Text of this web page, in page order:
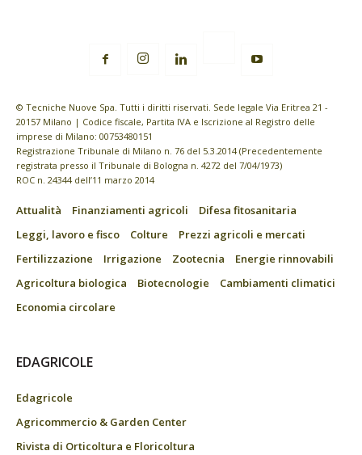
© Tecniche Nuove Spa. Tutti i diritti riservati. Sede legale Via Eritrea 21 -
20157 Milano | Codice fiscale, Partita IVA e Iscrizione al Registro delle
imprese di Milano: 00753480151
Registrazione Tribunale di Milano n. 76 del 5.3.2014 (Precedentemente
registrata presso il Tribunale di Bologna n. 4272 del 7/04/1973)
ROC n. 24344 dell’11 marzo 2014
Attualità Finanziamenti agricoli
Difesa fitosanitaria
Leggi, lavoro e fisco
Colture
Prezzi agricoli e mercati
Fertilizzazione
Irrigazione Zootecnia
Energie rinnovabili
Agricoltura biologica
Biotecnologie
Cambiamenti climatici
Economia circolare
EDAGRICOLE
Edagricole
Agricommercio & Garden Center
Rivista di Orticoltura e Floricoltura